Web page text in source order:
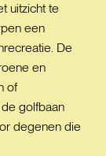
uitzicht te
een
De
en
of
golfbaan
degenen die